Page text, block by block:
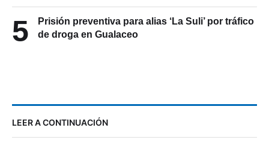
5
Prisión preventiva para alias ‘La Suli’ por tráfico
de droga en Gualaceo
LEER A CONTINUACIÓN